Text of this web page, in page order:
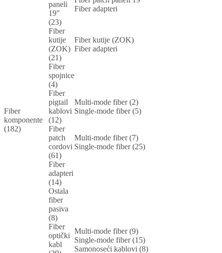
Fiber
komponente
(182)
paneli
19"
(23)
Fiber adapteri
Fiber
kutije
(ZOK)
(21)
Fiber kutije (ZOK)
Fiber adapteri
Fiber
spojnice
(4)
Fiber
pigtail
kablovi
(12)
Multi-mode fiber (2)
Single-mode fiber (5)
Fiber
patch
cordovi
(61)
Multi-mode fiber (7)
Single-mode fiber (25)
Fiber
adapteri
(14)
Ostala
fiber
pasiva
(8)
Fiber
optički
kabl
Multi-mode fiber (9)
Single-mode fiber (15)
Samonoseći kablovi (8)